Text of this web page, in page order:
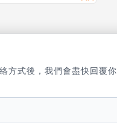
方式後，我們會盡快回覆你